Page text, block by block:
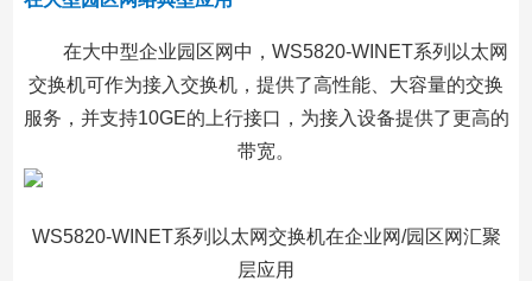
在大中型企业园区网中，WS5820-WINET系列以太网
交换机可作为接入交换机，提供了高性能、大容量的交换
服务，并支持10GE的上行接口，为接入设备提供了更高的
带宽。
WS5820-WINET系列以太网交换机在企业网/园区网汇聚
层应用